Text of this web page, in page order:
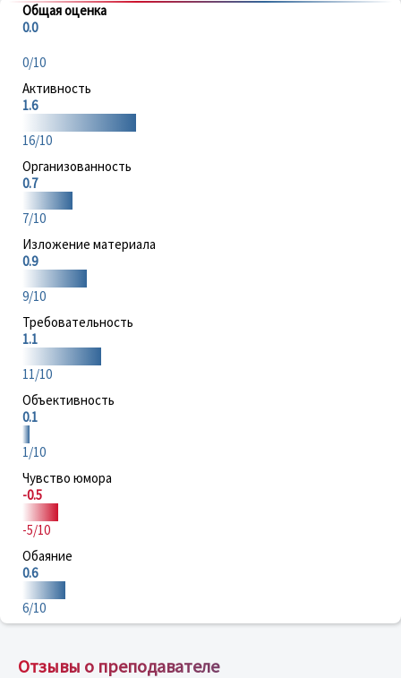
Общая оценка
0.0
0/10
Активность
1.6
16/10
Организованность
0.7
7/10
Изложение материала
0.9
9/10
Требовательность
1.1
11/10
Объективность
0.1
1/10
Чувство юмора
-0.5
-5/10
Обаяние
0.6
6/10
Отзывы о преподавателе